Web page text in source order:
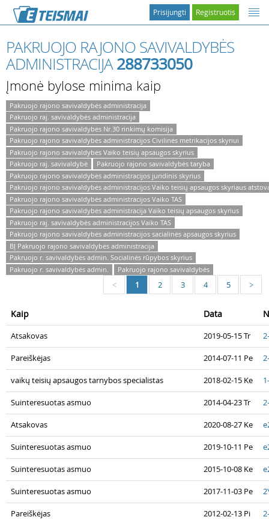
Registruotis
Prisijungti
PAKRUOJO RAJONO SAVIVALDYBĖS
ADMINISTRACIJA288733050
Įmonė bylose minima kaip
Pakruojo rajono savivaldybės administracija
Pakruojo raj. savivaldybės administracija
Pakruojo rajono savivaldybės Nr.30 rinkimų komisija
Pakruojo rajono savivaldybės administracijos Civilinės metrikacijos skyriui
Pakruojo rajono savivaldybės Vaiko teisių apsaugos skyrius
Pakruojo raj. savivaldybė
Pakruojo rajono savivaldybės taryba
Pakruojo rajono savivaldybės administracijos juridinis skyrius
Pakruojo rajono savivaldybės administracijos Vaiko teisių apsaugos skyriaus
Pakruojo rajono savivaldybės administracijos Vaiko TAS
Pakruojo rajono savivaldybės administracija Vaiko teisių apsaugos skyrius
Pakruojo raj. savivaldybės administracijos Vaiko TAS
Pakruojo rajono savivaldybės administracijos sacialinės apsaugos skyrius
BĮ Pakruojo rajono savivaldybės administracija
Pakruojo r. savivaldybės admin. Socialinės rūpybos skyrius
Pakruojo r. savivaldybės admin.
Pakruojo rajono savivaldybės
< 1 2 3 4 5 >
Kaip Data
Atsakovas 2019-05-15 Tr
Pareiškėjas 2014-07-11 Pe
vaikų teisių apsaugos tarnybos specialistas 2018-02-15 Ke
Suinteresuotas asmuo 2014-04-23 Tr
Atsakovas 2020-08-27 Ke
Suinteresuotas asmuo 2019-10-11 Pe
Suinteresuotas asmuo 2015-10-08 Ke
Suinteresuotas asmuo 2017-11-03 Pe
Pareiškėjas 2012-02-13 Pi